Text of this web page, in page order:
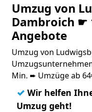
Umzug von
Dambroich ☛
Angebote
Umzug von
Min. ➨ Umzüge ab
✓ Wir helfen
Umzug geht!